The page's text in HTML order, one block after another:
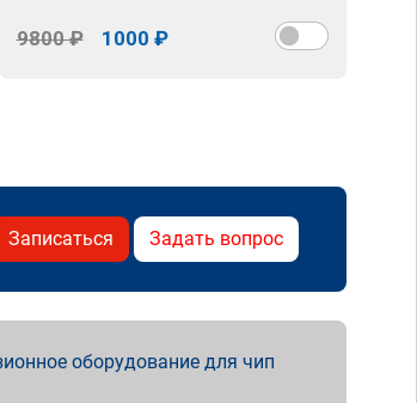
9800 ₽ 1000 ₽
Записаться Задать вопрос
оборудование для чип